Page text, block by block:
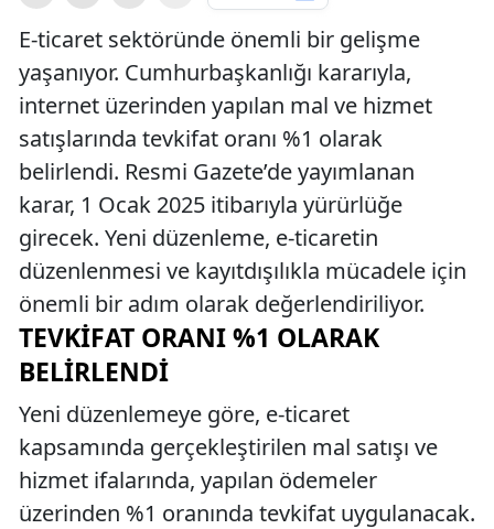
E-ticaret sektöründe önemli bir gelişme
yaşanıyor. Cumhurbaşkanlığı kararıyla,
internet üzerinden yapılan mal ve hizmet
satışlarında tevkifat oranı %1 olarak
belirlendi. Resmi Gazete’de yayımlanan
karar, 1 Ocak 2025 itibarıyla yürürlüğe
girecek. Yeni düzenleme, e-ticaretin
düzenlenmesi ve kayıtdışılıkla mücadele için
önemli bir adım olarak değerlendiriliyor.
TEVKIFAT ORANI %1 OLARAK
BELIRLENDI
Yeni düzenlemeye göre, e-ticaret
kapsamında gerçekleştirilen mal satışı ve
hizmet ifalarında, yapılan ödemeler
üzerinden %1 oranında tevkifat uygulanacak.